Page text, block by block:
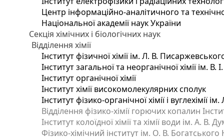
Центр інформаційно-аналітичного та
Національної академії наук України
Секція хімічних і біологічних наук
Відділення хімії
Інститут фізичної хімії ім. Л. В.
Інститут загальної та неорганічної хімії ім. В.
Інститут органічної хімії
Інститут хімії високомолекулярних сполук
Інститут фізико-органічної хімії і вуглехімії
Відділення фізико-хімії горючих копалин
Інститут колоїдної хімії та хімії води ім. А.
Фізико-хімічний інститут ім. О. В.